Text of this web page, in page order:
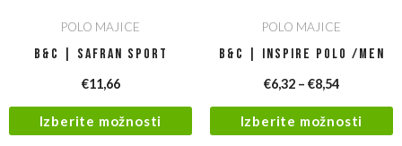
POLO MAJICE
B&C | Safran Sport
€11,66
Izberite možnosti
POLO MAJICE
B&C | Inspire Polo /men
€6,32 – €8,54
Izberite možnosti